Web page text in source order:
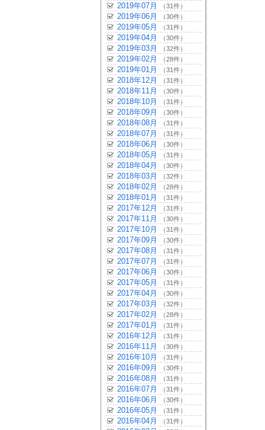
2019年07月 （31件）
2019年06月 （30件）
2019年05月 （31件）
2019年04月 （30件）
2019年03月 （32件）
2019年02月 （28件）
2019年01月 （31件）
2018年12月 （31件）
2018年11月 （30件）
2018年10月 （31件）
2018年09月 （30件）
2018年08月 （31件）
2018年07月 （31件）
2018年06月 （30件）
2018年05月 （31件）
2018年04月 （30件）
2018年03月 （32件）
2018年02月 （28件）
2018年01月 （31件）
2017年12月 （31件）
2017年11月 （30件）
2017年10月 （31件）
2017年09月 （30件）
2017年08月 （31件）
2017年07月 （31件）
2017年06月 （30件）
2017年05月 （31件）
2017年04月 （30件）
2017年03月 （32件）
2017年02月 （28件）
2017年01月 （31件）
2016年12月 （31件）
2016年11月 （30件）
2016年10月 （31件）
2016年09月 （30件）
2016年08月 （31件）
2016年07月 （31件）
2016年06月 （30件）
2016年05月 （31件）
2016年04月 （31件）